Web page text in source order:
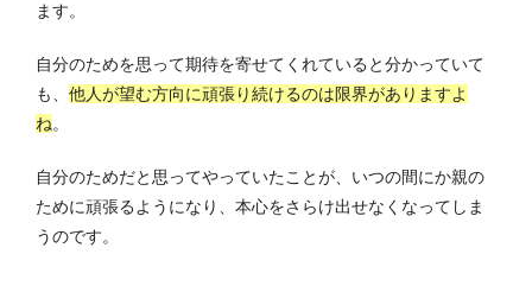
ます。
自分のためを思って期待を寄せてくれていると分かっていて
も、 他人が望む方向に頑張り続けるのは限界がありますよ
ね。
自分のためだと思ってやっていたことが、いつの間にか親の
ために頑張るようになり、本心をさらけ出せなくなってしま
うのです。